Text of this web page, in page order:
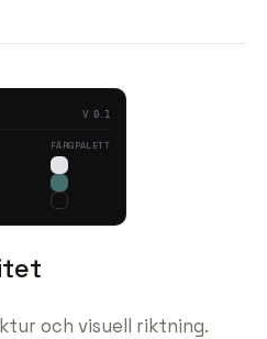
V 0.1
FÄRGPALETT
och visuell riktning.